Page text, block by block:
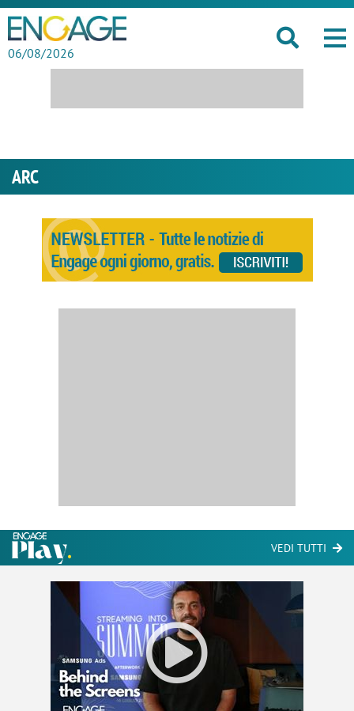
06/08/2026
ARC
VEDI TUTTI